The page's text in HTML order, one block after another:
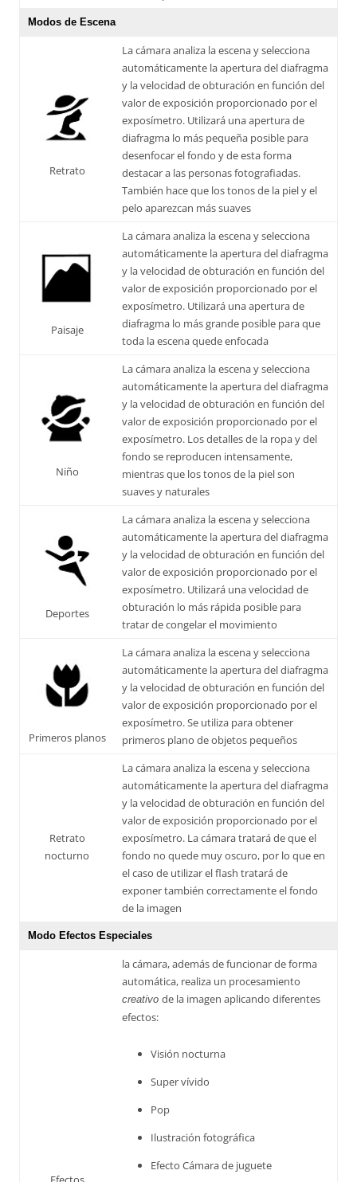
Modos de Escena
Retrato
La cámara analiza la escena y selecciona
automáticamente la apertura del diafragma
y la velocidad de obturación en función del
valor de exposición proporcionado por el
exposímetro. Utilizará una apertura de
diafragma lo más pequeña posible para
desenfocar el fondo y de esta forma
destacar a las personas fotografiadas.
También hace que los tonos de la piel y el
pelo aparezcan más suaves
Paisaje
La cámara analiza la escena y selecciona
automáticamente la apertura del diafragma
y la velocidad de obturación en función del
valor de exposición proporcionado por el
exposímetro. Utilizará una apertura de
diafragma lo más grande posible para que
toda la escena quede enfocada
Niño
La cámara analiza la escena y selecciona
automáticamente la apertura del diafragma
y la velocidad de obturación en función del
valor de exposición proporcionado por el
exposímetro. Los detalles de la ropa y del
fondo se reproducen intensamente,
mientras que los tonos de la piel son
suaves y naturales
Deportes
La cámara analiza la escena y selecciona
automáticamente la apertura del diafragma
y la velocidad de obturación en función del
valor de exposición proporcionado por el
exposímetro. Utilizará una velocidad de
obturación lo más rápida posible para
tratar de congelar el movimiento
Primeros planos
La cámara analiza la escena y selecciona
automáticamente la apertura del diafragma
y la velocidad de obturación en función del
valor de exposición proporcionado por el
exposímetro. Se utiliza para obtener
primeros plano de objetos pequeños
Retrato
nocturno
La cámara analiza la escena y selecciona
automáticamente la apertura del diafragma
y la velocidad de obturación en función del
valor de exposición proporcionado por el
exposímetro. La cámara tratará de que el
fondo no quede muy oscuro, por lo que en
el caso de utilizar el flash tratará de
exponer también correctamente el fondo
de la imagen
Modo Efectos Especiales
la cámara, además de funcionar de forma
automática, realiza un procesamiento
creativo de la imagen aplicando diferentes
efectos:
Visión nocturna
Super vívido
Pop
Ilustración fotográfica
Efecto Cámara de juguete